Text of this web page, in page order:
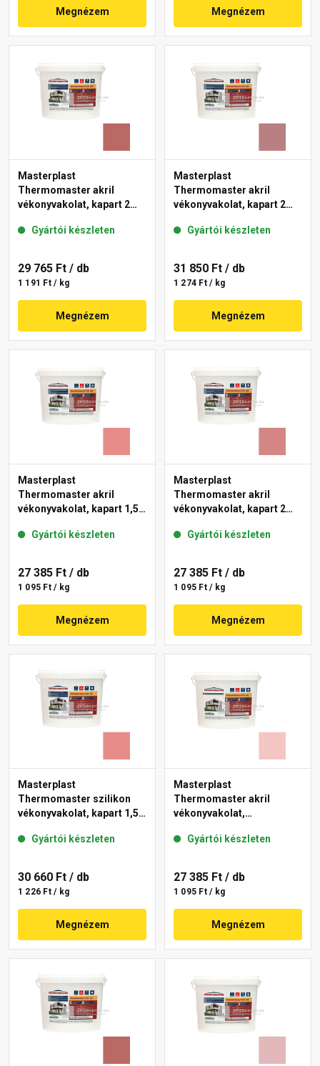
Megnézem Megnézem
Masterplast
Thermomaster akril
vékonyvakolat, kapart 2
Gyártói készleten
29 765 Ft / db
1 191 Ft / kg
Megnézem
Masterplast
Thermomaster akril
vékonyvakolat, kapart 2
Gyártói készleten
31 850 Ft / db
1 274 Ft / kg
Megnézem
Masterplast
Thermomaster akril
vékonyvakolat, kapart 1,5
Gyártói készleten
27 385 Ft / db
1 095 Ft / kg
Megnézem
Masterplast
Thermomaster akril
vékonyvakolat, kapart 2
Gyártói készleten
27 385 Ft / db
1 095 Ft / kg
Megnézem
Masterplast
Thermomaster szilikon
vékonyvakolat, kapart 1,5
Gyártói készleten
30 660 Ft / db
1 226 Ft / kg
Megnézem
Masterplast
Thermomaster akril
vékonyvakolat,
21-F 25 kg
Gyártói készleten
27 385 Ft / db
1 095 Ft / kg
Megnézem